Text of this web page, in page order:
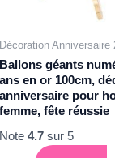
Décoration Anniversaire
Ballons géants
ans en or 100cm,
anniversaire pour
femme, fête réussie
Note4.7 sur 5